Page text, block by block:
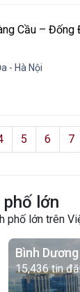
Cầu – Đống
- Hà Nội
5 6 7
lớn
lớn trên
Bình Dương
15,436 tin